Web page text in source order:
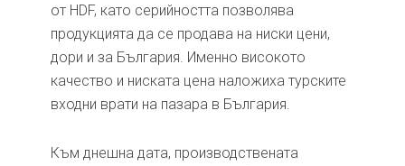
от HDF, като серийността позволява
продукцията да се продава на ниски цени,
дори и за България. Именно високото
качество и ниската цена наложиха турските
входни врати на пазара в България.
Към днешна дата, производствената